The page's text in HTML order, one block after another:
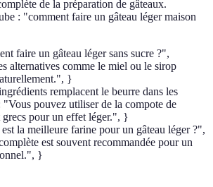
de la préparation de gâteaux.
: "comment faire un gâteau léger maison
faire un gâteau léger sans sucre ?",
alternatives comme le miel ou le sirop
}
remplacent le beurre dans les
pouvez utiliser de la compote de
pour un effet léger.", }
la meilleure farine pour un gâteau léger ?",
est souvent recommandée pour un
}